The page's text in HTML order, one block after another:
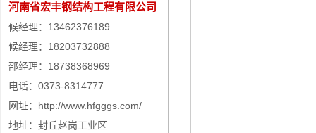
河南省宏丰钢结构工程有限公司
候经理：13462376189
候经理：18203732888
邵经理：18738368969
电话：0373-8314777
网址：http://www.hfgggs.com/
地址：封丘赵岗工业区